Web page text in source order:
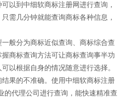
以到中细软商标注册网进行查询，
需几分钟就能查询商标各种信息，
分为商标近似查询、商标综合查
商标查询方法可让商标查询事半功
以根据自身的情况随意进行选择。
果的不准确。使用中细软商标注册
的代理公司进行查询，能快速精准查